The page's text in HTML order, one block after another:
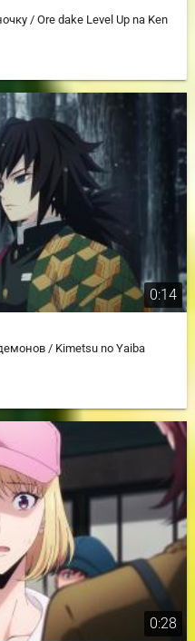
/ Ore dake Level Up na Ken
0:14
/ Kimetsu no Yaiba
0:28